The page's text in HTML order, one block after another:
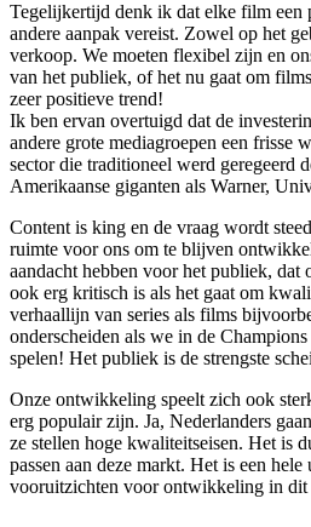
Tegelijkertijd denk ik dat elke film een
andere aanpak vereist. Zowel op het
verkoop. We moeten flexibel zijn en
van het publiek, of het nu gaat om
zeer positieve trend!
Ik ben ervan overtuigd dat de
andere grote mediagroepen een frisse
sector die traditioneel werd geregeerd
Amerikaanse giganten als Warner,
Content is king en de vraag wordt
ruimte voor ons om te blijven
aandacht hebben voor het publiek, dat
ook erg kritisch is als het gaat om
verhaallijn van series als films
onderscheiden als we in de
spelen! Het publiek is de strengste
Onze ontwikkeling speelt zich ook
erg populair zijn. Ja, Nederlanders
ze stellen hoge kwaliteitseisen. Het is
passen aan deze markt. Het is een
vooruitzichten voor ontwikkeling in dit